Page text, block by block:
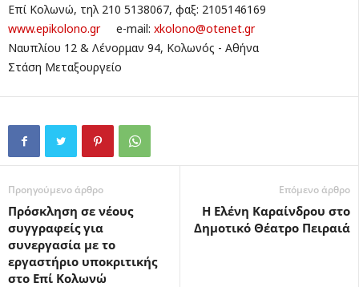
Επί Κολωνώ, τηλ 210 5138067, φαξ: 2105146169
www.epikolono.gre-mail: xkolono@otenet.gr
Ναυπλίου 12 & Λένορμαν 94, Κολωνός - Αθήνα
Στάση Μεταξουργείο
Προηγούμενο άρθρο
Πρόσκληση σε νέους
συγγραφείς για
συνεργασία με το
εργαστήριο υποκριτικής
στο Επί Κολωνώ
Επόμενο άρθρο
Η Ελένη Καραίνδρου στο
Δημοτικό Θέατρο Πειραιά